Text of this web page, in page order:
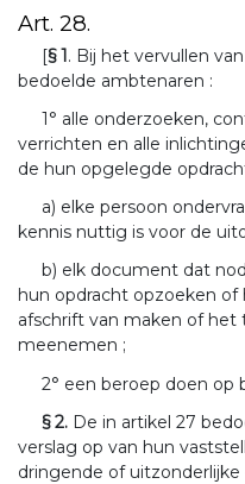
Art. 28.
[§ 1. Bij het vervullen
bedoelde ambtenaren :
1° alle onderzoeken,
verrichten en alle
de hun opgelegde
a) elke persoon
kennis nuttig is voor de
b) elk document dat
hun opdracht opzoeken
afschrift van maken of
meenemen ;
2° een beroep doen op
§ 2. De in artikel 27
verslag op van hun
dringende of